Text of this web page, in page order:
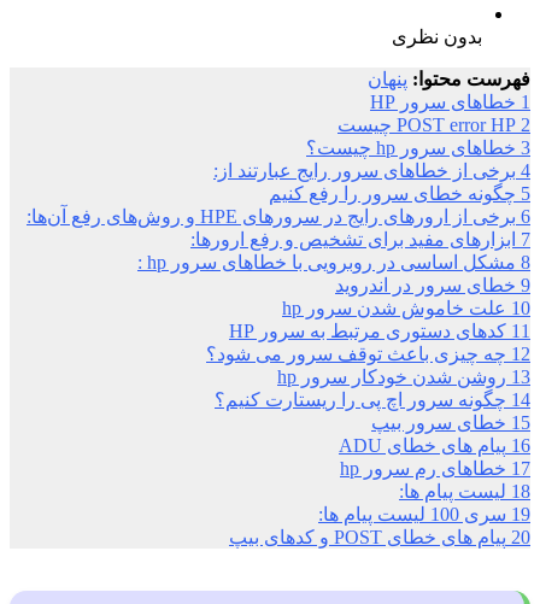
بدون نظری
فهرست محتوا: پنهان
1 خطاهای سرور HP
2 POST error HP چیست
3 خطاهای سرور hp چیست؟
4 برخی از خطاهای سرور رایج عبارتند از:
5 چگونه خطای سرور را رفع کنیم
6 برخی از ارورهای رایج در سرورهای HPE و روش‌های رفع آن‌ها:
7 ابزارهای مفید برای تشخیص و رفع ارورها:
8 مشکل اساسی در روبرویی با خطاهای سرور hp :
9 خطای سرور در اندروید
10 علت خاموش شدن سرور hp
11 کدهای دستوری مرتبط به سرور HP
12 چه چیزی باعث توقف سرور می شود؟
13 روشن شدن خودکار سرور hp
14 چگونه سرور اچ پی را ریستارت کنیم؟
15 خطای سرور بیپ
16 پیام های خطای ADU
17 خطاهای رم سرور hp
18 لیست پیام ها:
19 سری 100 لیست پیام ها:
20 پیام های خطای POST و کدهای بیپ